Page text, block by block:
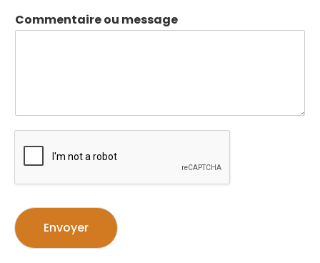
Commentaire ou message
Envoyer